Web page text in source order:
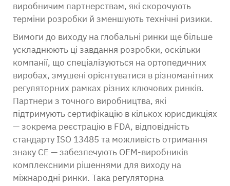
виробничим партнерствам, які скорочують
терміни розробки й зменшують технічні ризики.
Вимоги до виходу на глобальні ринки ще більше
ускладнюють ці завдання розробки, оскільки
компанії, що спеціалізуються на ортопедичних
виробах, змушені орієнтуватися в різноманітних
регуляторних рамках різних ключових ринків.
Партнери з точного виробництва, які
підтримують сертифікацію в кількох юрисдикціях
— зокрема реєстрацію в FDA, відповідність
стандарту ISO 13485 та можливість отримання
знаку СЕ — забезпечують OEM-виробників
комплексними рішеннями для виходу на
міжнародні ринки. Така регуляторна